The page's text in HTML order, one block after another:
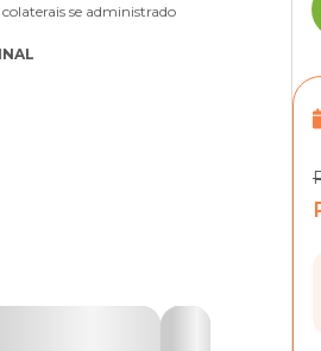
se administrado